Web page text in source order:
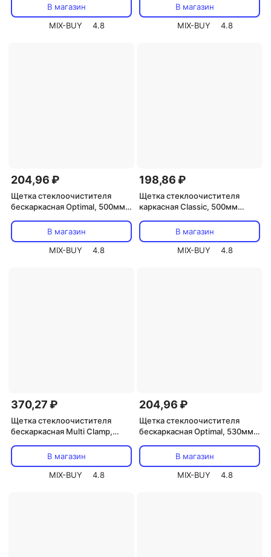
В магазин
MIX-BUY
4.8
В магазин
MIX-BUY
4.8
204,96 ₽
Щетка стеклоочистителя
бескаркасная Optimal, 500мм
В магазин
MIX-BUY
4.8
198,86 ₽
Щетка стеклоочистителя
каркасная Classic, 500мм
В магазин
MIX-BUY
4.8
370,27 ₽
Щетка стеклоочистителя
бескаркасная Multi Clamp,
В магазин
MIX-BUY
4.8
204,96 ₽
Щетка стеклоочистителя
бескаркасная Optimal, 530мм
В магазин
MIX-BUY
4.8